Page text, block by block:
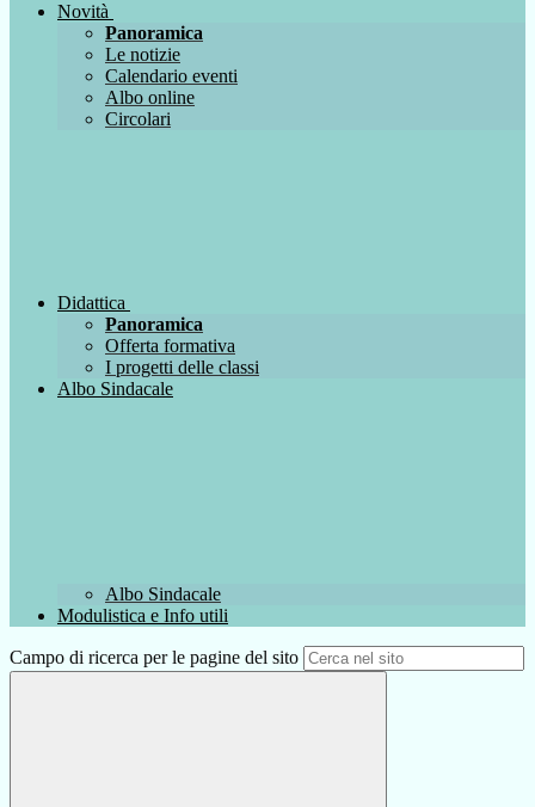
Novità
Panoramica
Le notizie
Calendario eventi
Albo online
Circolari
Didattica
Panoramica
Offerta formativa
I progetti delle classi
Albo Sindacale
Albo Sindacale
Modulistica e Info utili
Campo di ricerca per le pagine del sito